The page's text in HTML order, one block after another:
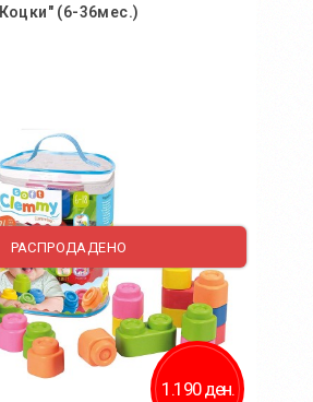
Коцки" (6-36мес.)
Додај во желби
Додај за споредба
РАСПРОДАДЕНО
1.190 ден.